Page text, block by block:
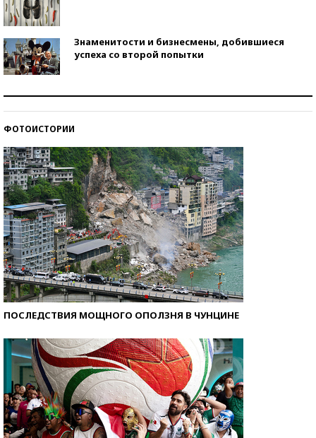
Знаменитости и бизнесмены, добившиеся
успеха со второй попытки
ФОТОИСТОРИИ
ПОСЛЕДСТВИЯ МОЩНОГО ОПОЛЗНЯ В ЧУНЦИНЕ